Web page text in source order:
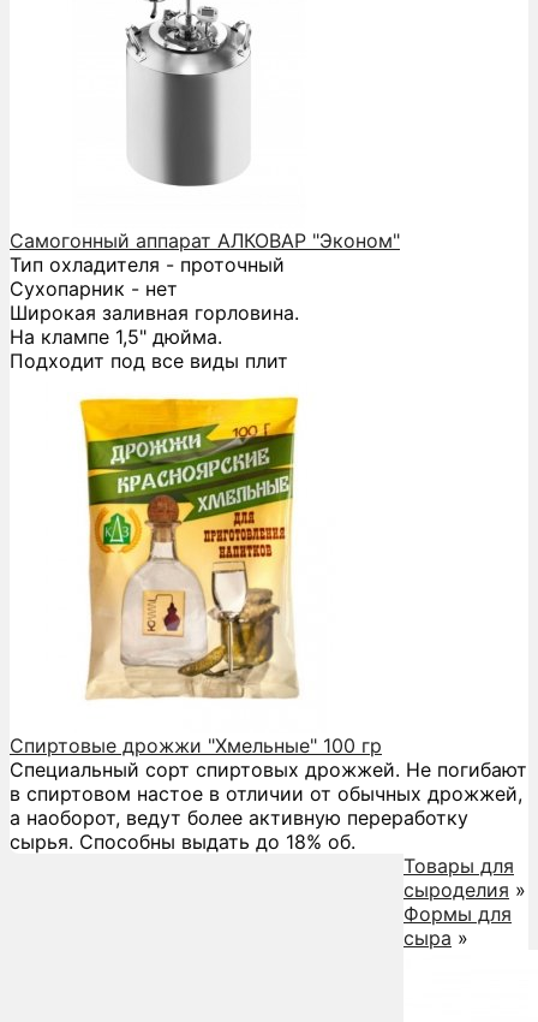
Самогонный аппарат АЛКОВАР "Эконом"
Тип охладителя - проточный
Сухопарник - нет
Широкая заливная горловина.
На клампе 1,5" дюйма.
Подходит под все виды плит
Спиртовые дрожжи "Хмельные" 100 гр
Специальный сорт спиртовых дрожжей. Не погибают
в спиртовом настое в отличии от обычных дрожжей,
а наоборот, ведут более активную переработку
сырья. Способны выдать до 18% об.
Товары для
сыроделия »
Формы для
сыра »